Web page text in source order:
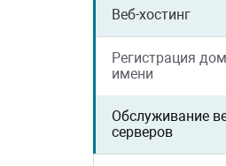
Веб-хостинг
Регистрация
имени
Обслуживание
серверов